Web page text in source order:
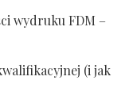
wydruku FDM –
(i jak